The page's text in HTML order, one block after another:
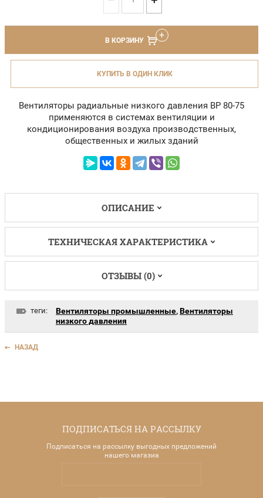
В КОРЗИНУ
КУПИТЬ В ОДИН КЛИК
Вентиляторы радиальные низкого давления ВР 80-75
применяются в системах вентиляции и
кондиционирования воздуха производственных,
общественных и жилых зданий
ОПИСАНИЕ
ТЕХНИЧЕСКАЯ ХАРАКТЕРИСТИКА
ОТЗЫВЫ (0)
теги: Вентиляторы промышленные,Вентиляторы
низкого давления
НАЗАД
ПОДПИСАТЬСЯ НА РАССЫЛКУ
Подписаться на рассылку выгодных предложений
нашего магазиа